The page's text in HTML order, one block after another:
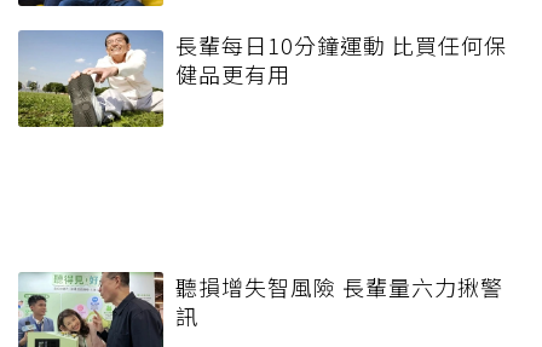
長輩每日10分鐘運動 比買任何保
健品更有用
聽損增失智風險 長輩量六力揪警
訊